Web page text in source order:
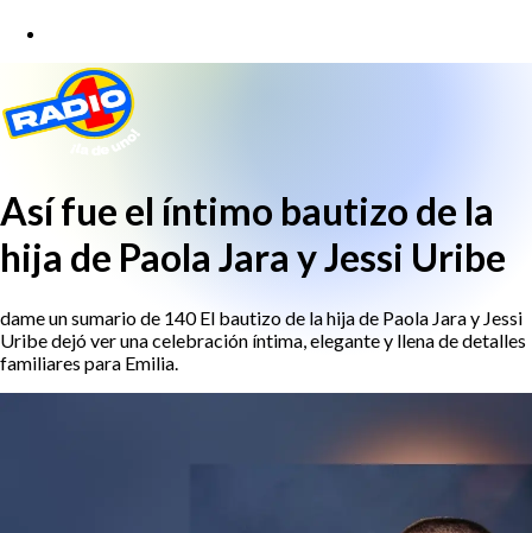
Así fue el íntimo bautizo de la
hija de Paola Jara y Jessi Uribe
dame un sumario de 140 El bautizo de la hija de Paola Jara y Jessi
Uribe dejó ver una celebración íntima, elegante y llena de detalles
familiares para Emilia.